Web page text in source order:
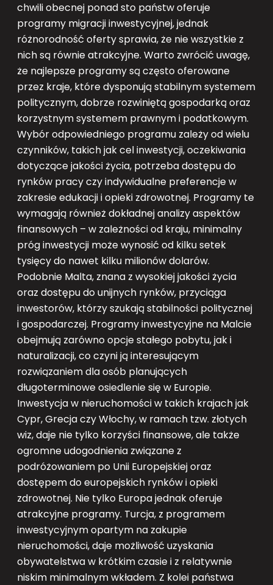
chwili obecnej ponad sto państw oferuje
programy migracji inwestycyjnej, jednak
różnorodność oferty sprawia, że nie wszystkie z
nich są równie atrakcyjne. Warto zwrócić uwagę,
że najlepsze programy są często oferowane
przez kraje, które dysponują stabilnym systemem
politycznym, dobrze rozwiniętą gospodarką oraz
korzystnym systemem prawnym i podatkowym.
Wybór odpowiedniego programu zależy od wielu
czynników, takich jak cel inwestycji, oczekiwania
dotyczące jakości życia, potrzeba dostępu do
rynków pracy czy indywidualne preferencje w
zakresie edukacji i opieki zdrowotnej. Programy te
wymagają również dokładnej analizy aspektów
finansowych – w zależności od kraju, minimalny
próg inwestycji może wynosić od kilku setek
tysięcy do nawet kilku milionów dolarów.
Podobnie Malta, znana z wysokiej jakości życia
oraz dostępu do unijnych rynków, przyciąga
inwestorów, którzy szukają stabilności politycznej
i gospodarczej. Programy inwestycyjne na Malcie
obejmują zarówno opcje stałego pobytu, jak i
naturalizacji, co czyni ją interesującym
rozwiązaniem dla osób planujących
długoterminowe osiedlenie się w Europie.
Inwestycja w nieruchomości w takich krajach jak
Cypr, Grecja czy Włochy, w ramach tzw. złotych
wiz, daje nie tylko korzyści finansowe, ale także
ogromne udogodnienia związane z
podróżowaniem po Unii Europejskiej oraz
dostępem do europejskich rynków i opieki
zdrowotnej. Nie tylko Europa jednak oferuje
atrakcyjne programy. Turcja, z programem
inwestycyjnym opartym na zakupie
nieruchomości, daje możliwość uzyskania
obywatelstwa w krótkim czasie i z relatywnie
niskim minimalnym wkładem. Z kolei państwa